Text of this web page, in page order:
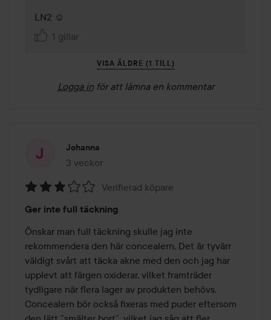
LN2 ☺️
1 gillar
VISA ÄLDRE (1 TILL)
Logga in för att lämna en kommentar
Johanna
3 veckor
Inlägget skapades 3 veckor
3
av
5
Verifierad köpare
Ger inte full täckning
Önskar man full täckning skulle jag inte
rekommendera den här concealern. Det är tyvärr
väldigt svårt att täcka akne med den och jag har
upplevt att färgen oxiderar, vilket framträder
tydligare när flera lager av produkten behövs.
Concealern bör också fixeras med puder eftersom